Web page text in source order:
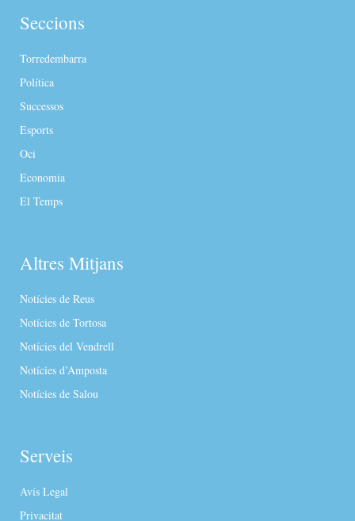
Seccions
Torredembarra
Política
Successos
Esports
Oci
Economia
El Temps
Altres Mitjans
Notícies de Reus
Notícies de Tortosa
Notícies del Vendrell
Notícies d’Amposta
Notícies de Salou
Serveis
Avís Legal
Privacitat